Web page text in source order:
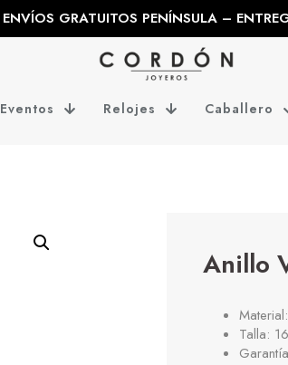
ENVÍOS GRATUITOS PENÍNSULA –
Eventos Relojes Caballero
Anillo
Talla: